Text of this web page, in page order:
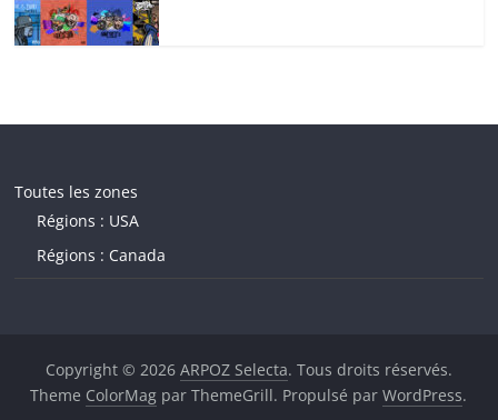
Toutes les zones
Régions : USA
Régions : Canada
Copyright © 2026 ARPOZ Selecta. Tous droits réservés.
Theme ColorMag par ThemeGrill. Propulsé parWordPress.